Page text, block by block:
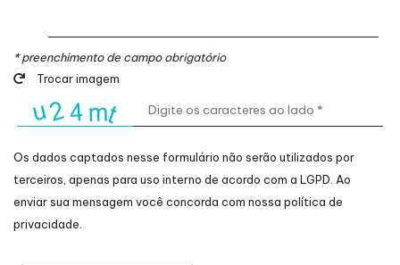
* preenchimento de campoobrigatório
Trocar imagem
Os dados captados nesse formulário não serão utilizados por
terceiros, apenas para uso interno de acordo com a LGPD . Ao
enviar sua mensagem você concorda com nossa política de
privacidade.